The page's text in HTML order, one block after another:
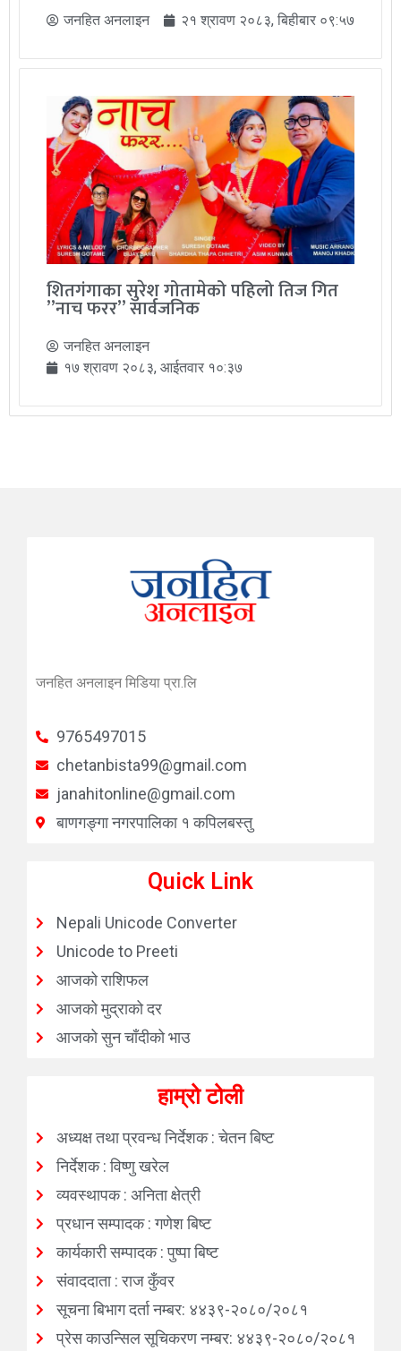
जनहित अनलाइन २१ श्रावण २०८३, बिहीबार ०९:५७
शितगंगाका सुरेश गोतामेको पहिलो तिज गित
”नाच फरर” सार्वजनिक
जनहित अनलाइन
१७ श्रावण २०८३, आईतवार १०:३७
जनहित अनलाइन मिडिया प्रा.लि
9765497015
chetanbista99@gmail.com
janahitonline@gmail.com
बाणगङ्गा नगरपालिका १ कपिलबस्तु
Quick Link
Nepali Unicode Converter
Unicode to Preeti
आजको राशिफल
आजको मुद्राको दर
आजको सुन चाँदीको भाउ
हाम्रो टोली
अध्यक्ष तथा प्रवन्ध निर्देशक : चेतन बिष्ट
निर्देशक : विष्णु खरेल
व्यवस्थापक : अनिता क्षेत्री
प्रधान सम्पादक : गणेश बिष्ट
कार्यकारी सम्पादक : पुष्पा बिष्ट
संवाददाता : राज कुँवर
सूचना बिभाग दर्ता नम्बर: ४४३९-२०८०/२०८१
प्रेस काउन्सिल सूचिकरण नम्बर: ४४३९-२०८०/२०८१